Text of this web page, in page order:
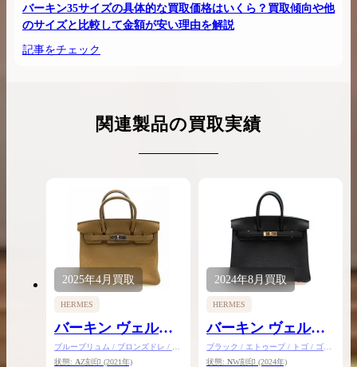
バーキン35サイズの具体的な買取価格はいくら？買取傾向や他
のサイズと比較して金額が安い理由を解説
記事をチェック
関連製品の買取実績
2025年4月 買取
HERMES
バーキン ヴェルソ
30
ブルーブリュム / ブロンズドレ / ト
ゴ / シルバー金具
状態: AZ刻印 (2021年)
2024年8月買取
HERMES
バーキン ヴェルソ
25
ブラック / エトゥープ / トゴ / ゴー
ルド金具
状態: NW刻印 (2024年)